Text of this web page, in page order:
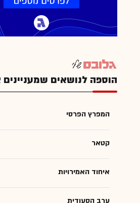
הוספה לנושאים שמעניינים
המפרץ הפרסי
קטאר
איחוד האמירויות
ערב הסעודית